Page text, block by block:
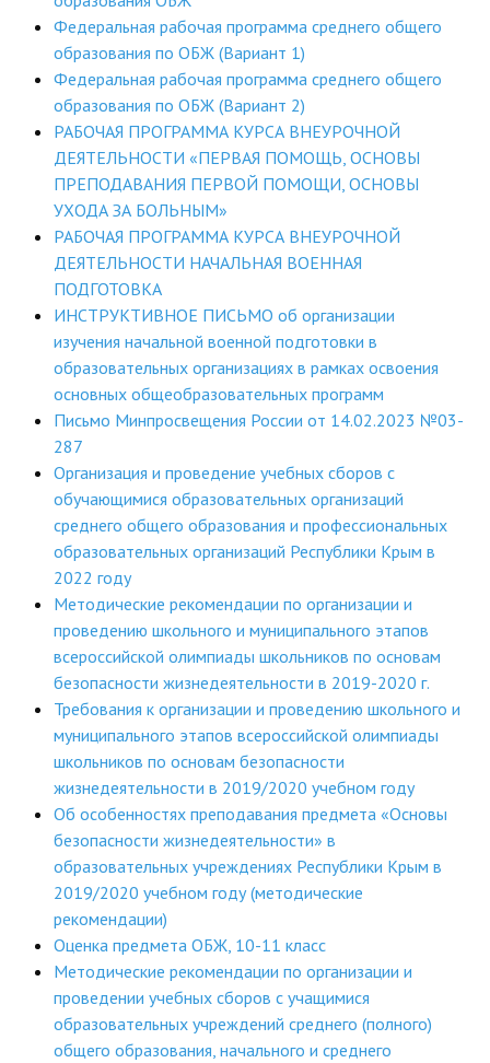
Советуем прочитать
Готовимся к новому учебному году 2026-2027
ДПО
Профессиональная переподготовка
Повышение квалификации
КОНТАКТЫ
Федеральная рабочая программа среднего общего
образования по ОБЖ (Вариант 1)
Федеральная рабочая программа среднего общего
образования по ОБЖ (Вариант 2)
РАБОЧАЯ ПРОГРАММА КУРСА ВНЕУРОЧНОЙ
ДЕЯТЕЛЬНОСТИ «ПЕРВАЯ ПОМОЩЬ, ОСНОВЫ
ПРЕПОДАВАНИЯ ПЕРВОЙ ПОМОЩИ, ОСНОВЫ
УХОДА ЗА БОЛЬНЫМ»
РАБОЧАЯ ПРОГРАММА КУРСА ВНЕУРОЧНОЙ
ДЕЯТЕЛЬНОСТИ НАЧАЛЬНАЯ ВОЕННАЯ
ПОДГОТОВКА
ИНСТРУКТИВНОЕ ПИСЬМО об организации
изучения начальной военной подготовки в
образовательных организациях в рамках освоения
основных общеобразовательных программ
Письмо Минпросвещения России от 14.02.2023 №03-
287
Организация и проведение учебных сборов с
обучающимися образовательных организаций
среднего общего образования и профессиональных
образовательных организаций Республики Крым в
2022 году
Методические рекомендации по организации и
проведению школьного и муниципального этапов
всероссийской олимпиады школьников по основам
безопасности жизнедеятельности в 2019-2020 г.
Требования к организации и проведению школьного и
муниципального этапов всероссийской олимпиады
школьников по основам безопасности
жизнедеятельности в 2019/2020 учебном году
Об особенностях преподавания предмета «Основы
безопасности жизнедеятельности» в
образовательных учреждениях Республики Крым в
2019/2020 учебном году (методические
рекомендации)
Оценка предмета ОБЖ, 10-11 класс
Методические рекомендации по организации и
проведении учебных сборов с учащимися
образовательных учреждений среднего (полного)
общего образования, начального и среднего